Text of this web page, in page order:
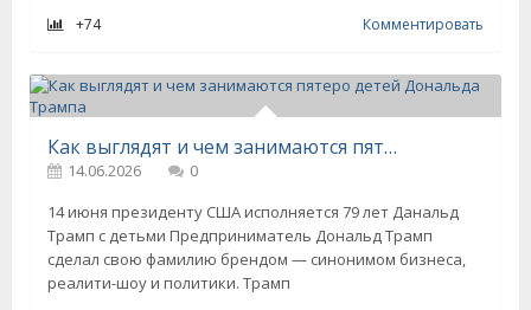
+74 Комментировать
Как выглядят и чем занимаются пятеро детей Дональда Трампа
14.06.2026
0
14 июня президенту США исполняется 79 лет Данальд
Трамп с детьми Предприниматель Дональд Трамп
сделал свою фамилию брендом — синонимом бизнеса,
реалити-шоу и политики. Трамп